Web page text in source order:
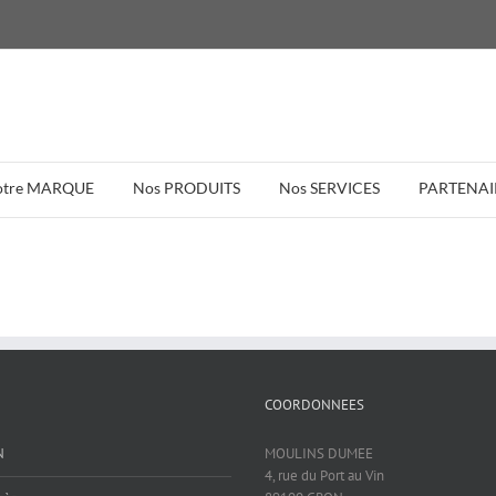
MARQUE Nos PRODUITS Nos SERVICES
COORDONNEES
MOULINS DUMEE
4, rue du Port au Vin